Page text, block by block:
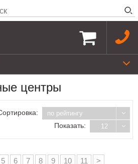
центры
по рейтингу
Показать: 12
5 6 7 8 9 10 11 >